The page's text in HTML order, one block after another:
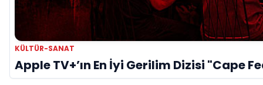
KÜLTÜR-SANAT
Apple TV+’ın En İyi Gerilim Dizisi "Cape